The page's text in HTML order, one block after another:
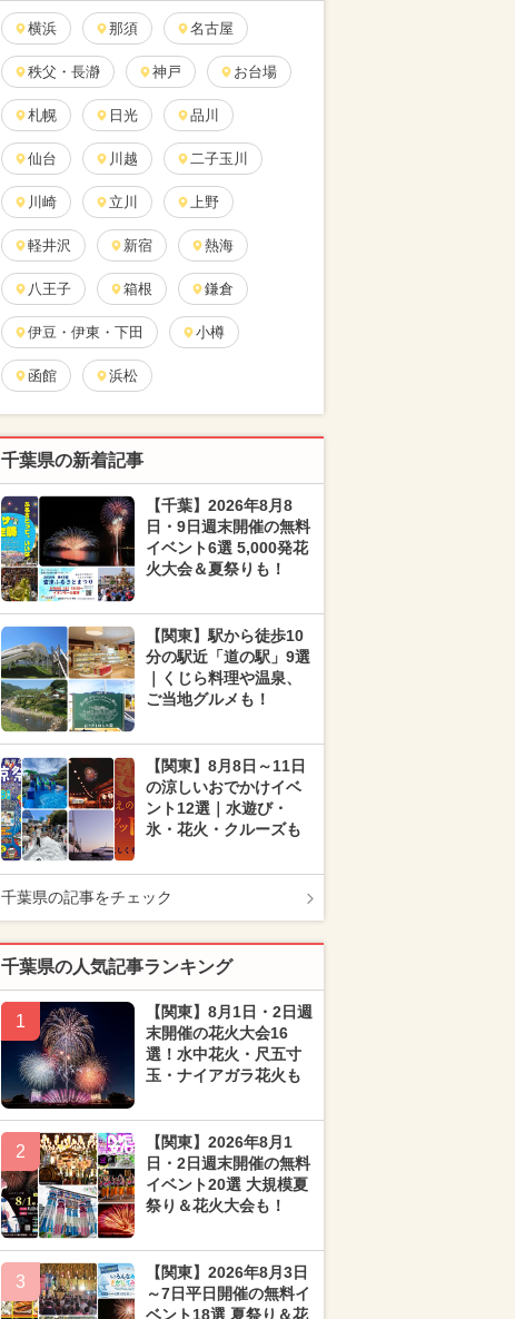
横浜 那須 名古屋
秩父・長瀞 神戸 お台場
札幌 日光 品川
仙台 川越 二子玉川
川崎 立川 上野
軽井沢 新宿 熱海
八王子 箱根 鎌倉
伊豆・伊東・下田 小樽
函館 浜松
千葉県の新着記事
【千葉】2026年8月8
日・9日週末開催の無料
イベント6選 5,000発花
火大会＆夏祭りも！
【関東】駅から徒歩10
分の駅近「道の駅」9選
｜くじら料理や温泉、
ご当地グルメも！
【関東】8月8日～11日
の涼しいおでかけイベ
ント12選｜水遊び・
氷・花火・クルーズも
千葉県の記事をチェック
千葉県の人気記事ランキング
1
【関東】8月1日・2日週
末開催の花火大会16
選！水中花火・尺五寸
玉・ナイアガラ花火も
2
【関東】2026年8月1
日・2日週末開催の無料
イベント20選 大規模夏
祭り＆花火大会も！
3
【関東】2026年8月3日
～7日平日開催の無料イ
ベント18選 夏祭り＆花